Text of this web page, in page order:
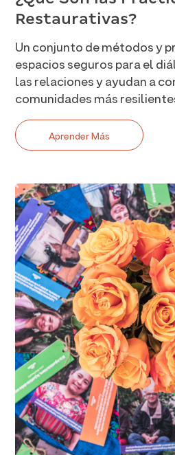
Restaurativas?
Un conjunto de métodos y
espacios seguros para el
las relaciones y ayudan a
comunidades más
Aprender Más